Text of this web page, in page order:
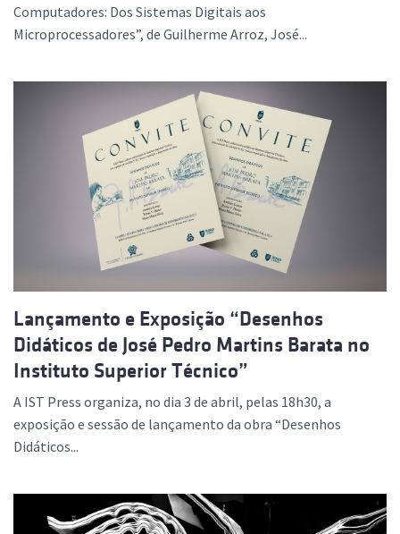
Computadores: Dos Sistemas Digitais aos
Microprocessadores”, de Guilherme Arroz, José...
Lançamento e Exposição “Desenhos
Didáticos de José Pedro Martins Barata no
Instituto Superior Técnico”
A IST Press organiza, no dia 3 de abril, pelas 18h30, a
exposição e sessão de lançamento da obra “Desenhos
Didáticos...